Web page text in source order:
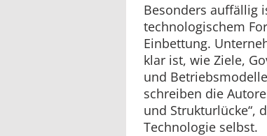
Besonders auffällig
technologischem
Einbettung.
klar ist, wie Ziele,
und
schreiben die
und Strukturlücke“,
Technologie selbst.